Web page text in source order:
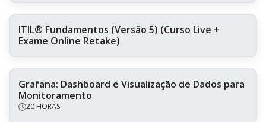
ITIL® Fundamentos (Versão 5) (Curso Live +
Exame Online Retake)
Grafana: Dashboard e Visualização de Dados para
Monitoramento
20 HORAS